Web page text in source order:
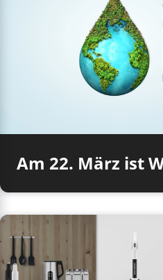
Am 22. März ist